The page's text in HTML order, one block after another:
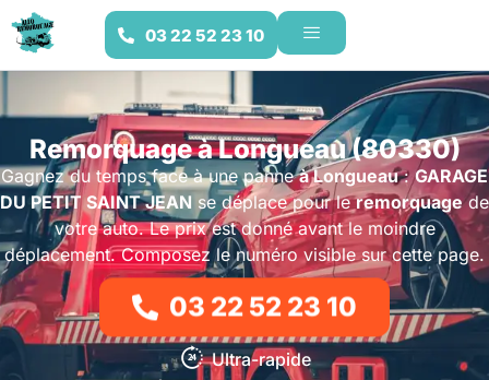
03 22 52 23 10
Remorquage à Longueau (80330)
Gagnez du temps face à une panneà Longueau:GARAGE
DU PETIT SAINT JEAN se déplace pour leremorquagede
votre auto. Le prix est donné avant le moindre
déplacement. Composez le numéro visible sur cette page.
03 22 52 23 10
Ultra-rapide